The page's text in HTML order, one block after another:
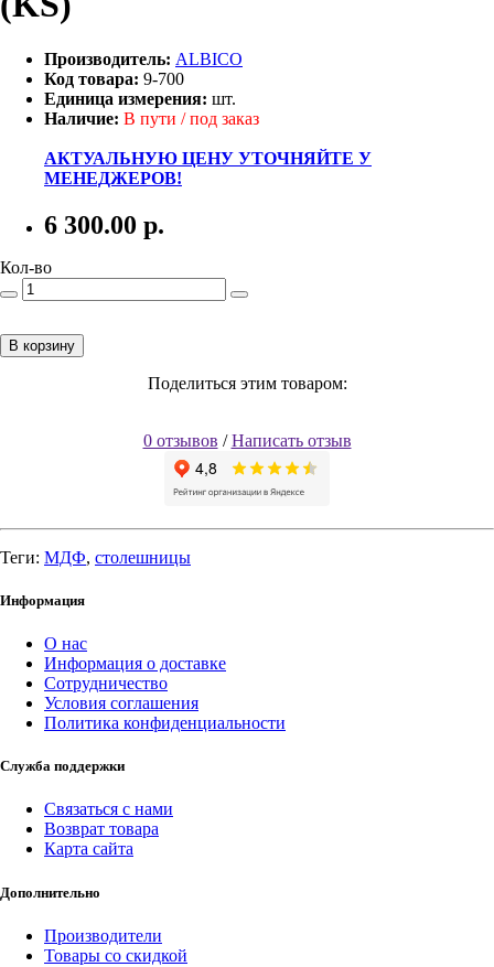
Производитель: ALBICO
Код товара: 9-700
Единица измерения: шт.
Наличие: В пути / под заказ
АКТУАЛЬНУЮ ЦЕНУ УТОЧНЯЙТЕ У
МЕНЕДЖЕРОВ!
6 300.00 р.
Кол-во
В корзину
Поделиться этим товаром:
0 отзывов /Написать отзыв
Теги: МДФ, столешницы
Информация
О нас
Информация о доставке
Сотрудничество
Условия соглашения
Политика конфиденциальности
Служба поддержки
Связаться с нами
Возврат товара
Карта сайта
Дополнительно
Производители
Товары со скидкой